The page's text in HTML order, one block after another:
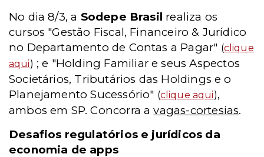
No dia 8/3, a Sodepe Brasil realiza os
cursos "Gestão Fiscal, Financeiro & Jurídico
no Departamento de Contas a Pagar" (clique
aqui) ; e "Holding Familiar e seus Aspectos
Societários, Tributários das Holdings e o
Planejamento Sucessório" (clique aqui),
ambos em SP. Concorra avagas-cortesias.
Desafios regulatórios e jurídicos da
economia de apps